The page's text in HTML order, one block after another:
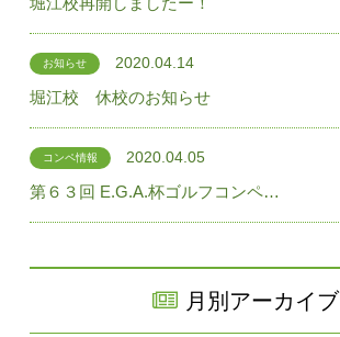
お知らせ 2020.04.14
堀江校 休校のお知らせ
コンペ情報 2020.04.05
第６３回 E.G.A.杯ゴルフコンペ…
月別アーカイブ